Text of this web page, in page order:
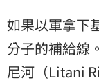
如果以軍拿下
分子的補給線
尼河（Litani